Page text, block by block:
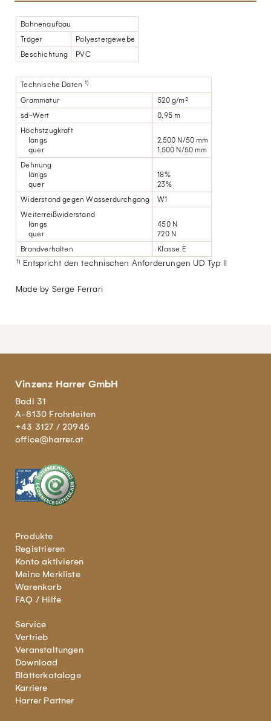
Bahnenaufbau
Träger
Polyestergewebe
Beschichtung
PVC
Technische Daten 1)
Grammatur
520 g/m²
sd-Wert
0,95 m
Höchstzugkraft
längs
quer
2.500 N/50 mm
1.500 N/50 mm
Dehnung
längs
quer
18%
23%
Widerstand gegen Wasserdurchgang
W1
Weiterreißwiderstand
längs
quer
450 N
720 N
Brandverhalten
Klasse E
1) Entspricht den technischen Anforderungen UD Typ II
Made by Serge Ferrari
Vinzenz Harrer GmbH
Badl 31
A-8130 Frohnleiten
+43 3127 / 20945
office@harrer.at
Produkte
Registrieren
Konto aktivieren
Meine Merkliste
Warenkorb
FAQ / Hilfe
Service
Vertrieb
Veranstaltungen
Download
Blätterkataloge
Karriere
Harrer Partner